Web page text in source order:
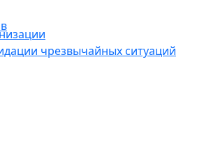
чрезвычайных ситуаций